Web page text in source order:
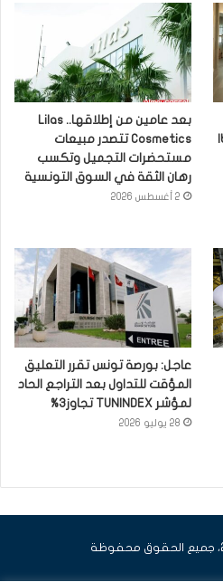
بعد عامين من إطلاقها.. Lilas
Cosmetics تتصدر مبيعات
مستحضرات التجميل وتكسب
رهان الثقة في السوق التونسية
2 أغسطس 2026
عاجل: بورصة تونس تقرر التعليق
المؤقت للتداول بعد التراجع الحاد
لمؤشر TUNINDEX تجاوز3%
28 يوليو 2026